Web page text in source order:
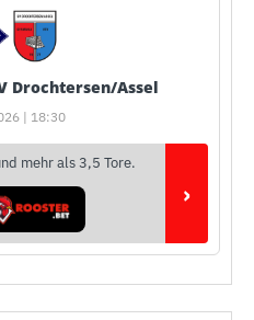
Drochtersen/Assel
| 18:30
mehr als 3,5 Tore.
›